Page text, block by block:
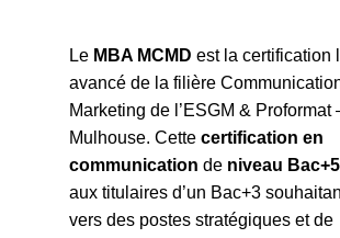
Le MBA MCMD est la certification
avancé de la filière
Marketing de l’ESGM & Proformat
Mulhouse. Cette certification en
communication de niveau Bac+5
aux titulaires d’un Bac+3
vers des postes stratégiques et de